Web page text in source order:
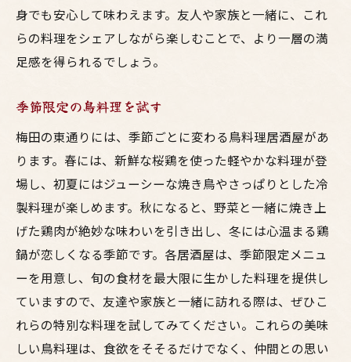
身でも安心して味わえます。友人や家族と一緒に、これ
らの料理をシェアしながら楽しむことで、より一層の満
足感を得られるでしょう。
季節限定の鳥料理を試す
梅田の東通りには、季節ごとに変わる鳥料理居酒屋があ
ります。春には、新鮮な桜鶏を使った軽やかな料理が登
場し、初夏にはジューシーな焼き鳥やさっぱりとした冷
製料理が楽しめます。秋になると、野菜と一緒に焼き上
げた鶏肉が絶妙な味わいを引き出し、冬には心温まる鶏
鍋が恋しくなる季節です。各居酒屋は、季節限定メニュ
ーを用意し、旬の食材を最大限に生かした料理を提供し
ていますので、友達や家族と一緒に訪れる際は、ぜひこ
れらの特別な料理を試してみてください。これらの美味
しい鳥料理は、食欲をそそるだけでなく、仲間との思い